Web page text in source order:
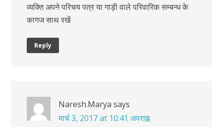
व्यक्ति अपने परिचय पत्र या गाड़ी वाले परिवारिक सम्बन्ध के
कागज साथ रखें
Reply
Naresh.Marya says
मार्च 3, 2017 at 10:41 अपराह्न